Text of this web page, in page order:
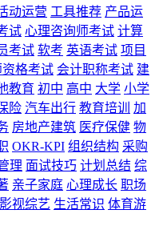
动运营 工具推荐 产品运
试 心理咨询师考试 计算
考试 软考 英语考试 项目
格考试 会计职称考试 建
教育 初中 高中 大学 小学
险 汽车出行 教育培训
加
房地产建筑 医疗保健 物
OKR-KPI 组织结构 采购
理 面试技巧 计划总结 综
亲子家庭 心理成长 职场
影视综艺 生活常识 体育游